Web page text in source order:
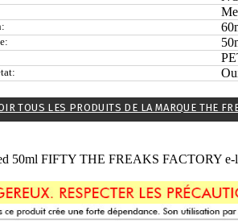
TOUS LES PRODUITS DE LA MARQUE THE
50ml FIFTY THE FREAKS FACTORY e-